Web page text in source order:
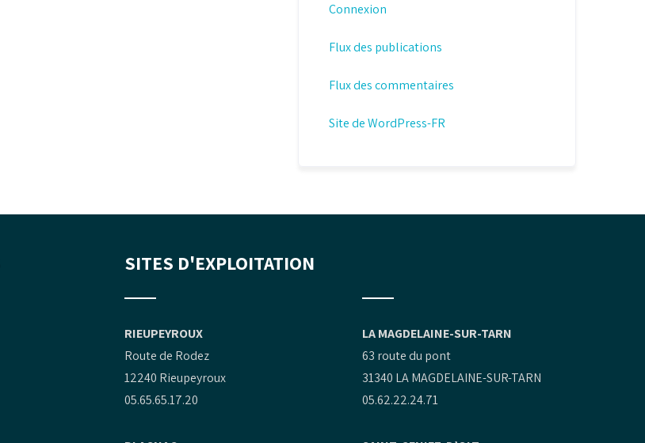
Connexion
Flux des publications
Flux des commentaires
Site de WordPress-FR
SITES D'EXPLOITATION
RIEUPEYROUX
Route de Rodez
12240 Rieupeyroux
05.65.65.17.20
LA MAGDELAINE-SUR-TARN
63 route du pont
31340 LA MAGDELAINE-SUR-TARN
05.62.22.24.71